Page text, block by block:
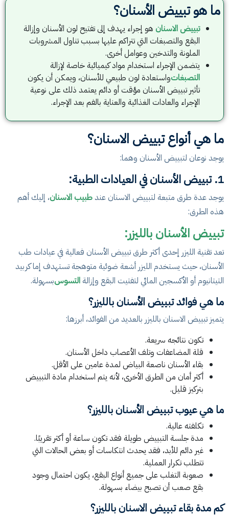
ما هو تبييض الأسنان؟
تبييض الاسنان هو إجراء يهدف إلى تفتيح لون الأسنان وإزالة
البقع والتصبغات التي تتراكم عليها بسبب تناول المشروبات
الملونة والتدخين وعوامل أخرى.
يتضمن الإجراء استخدام مواد كيميائية خاصة لإزالة
التصبغاتواستعادة لون طبيعي للأسنان، ويمكن أن يكون
تأثير تبييض الأسنان مؤقت أو دائم يعتمد ذلك على نوعية
الإجراء والعادات الغذائية والعناية بالفم بعد الإجراء.
ما هي أنواع تبييض الاسنان؟
يوجد نوعان لتبييض الأسنان وهما:
1. تبييض الأسنان في العيادات الطبية:
يوجد عدة طرق متبعة لتبييض الاسنان عندطبيب الاسنان، إليك أهم
هذه الطرق:
تبييض الأسنان بالليزر:
تعد تقنية الليزر إحدى أكثر طرق تبييض الأسنان فعالية في عيادات طب
الأسنان، حيث يستخدم الليزر أشعة ضوئية متوهجة تستهدف إما كربيد
التيتانيوم أو الأكسجين المائي لتفتيت البقع وإزالة التسوسبسهولة.
ما هي فوائد تبييض الأسنان بالليزر؟
يتميز تبييض الاسنان بالليزر بالعديد من الفوائد، أبرزها:
تكون نتائجه سريعة.
قلة المضاعفات وتلف الأعصاب داخل الأسنان.
بقاء الأسنان ناصعة البياض لمدة عامين على الأقل.
أكثر أمان من الطرق الأخرى، لأنه يتم استخدام مادة التبييض
بتركيز قليل.
ما هي عيوب تبييض الأسنان بالليزر؟
تكلفته عالية.
مدة جلسة التبييض طويلة فقد تكون ساعة أو أكثر تقريبًا.
غير دائم للأبد، فقد يحدث انتكاسات أو بعض الحالات التي
تتطلب تكرار العملية.
صعوبة التغلب على جميع أنواع البقع، يكون احتمال وجود
بقع صعب أن تصبح بيضاء بسهولة.
كم مدة بقاء تبييض الاسنان بالليزر؟